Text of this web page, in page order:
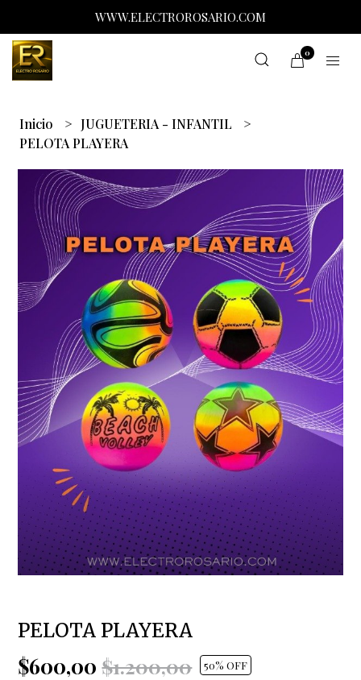
WWW.ELECTROROSARIO.COM
0
Inicio
JUGUETERIA - INFANTIL
PELOTA PLAYERA
PELOTA PLAYERA
$600,00$1.200,00 50% OFF